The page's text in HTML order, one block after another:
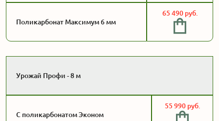
Поликарбонат Максимум 6 мм
65 490 руб.
Урожай Профи - 8 м
С поликарбонатом Эконом
55 990 руб.